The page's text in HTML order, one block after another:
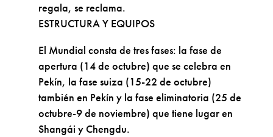
regala, se reclama.
ESTRUCTURA Y EQUIPOS
El Mundial consta de tres fases: la fase de
apertura (14 de octubre) que se celebra en
Pekín, la fase suiza (15-22 de octubre)
también en Pekín y la fase eliminatoria (25 de
octubre-9 de noviembre) que tiene lugar en
Shangái y Chengdu.